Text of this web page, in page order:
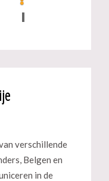
verschillende
Belgen en
in de